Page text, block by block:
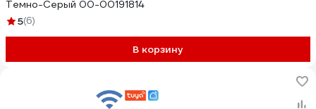
Темно-Серый 00-00191814
5(6)
В корзину